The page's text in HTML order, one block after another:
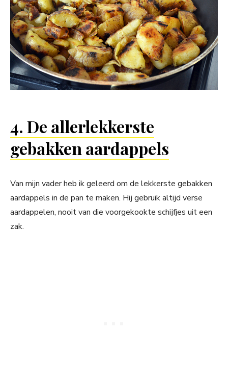
4. De allerlekkerste
gebakken aardappels
Van mijn vader heb ik geleerd om de lekkerste gebakken
aardappels in de pan te maken. Hij gebruik altijd verse
aardappelen, nooit van die voorgekookte schijfjes uit een
zak.